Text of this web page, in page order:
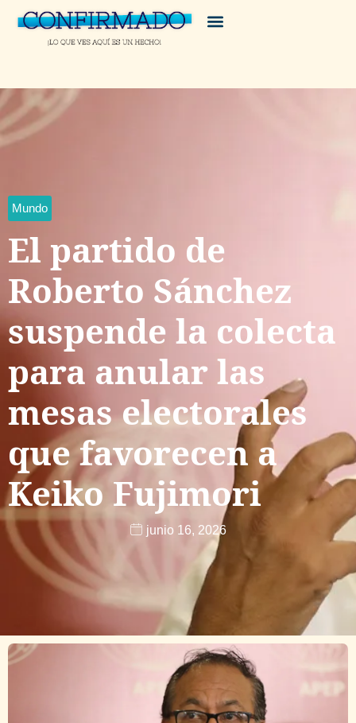
Mundo
El partido de
Roberto Sánchez
suspende la colecta
para anular las
mesas electorales
que favorecen a
Keiko Fujimori
junio 16, 2026